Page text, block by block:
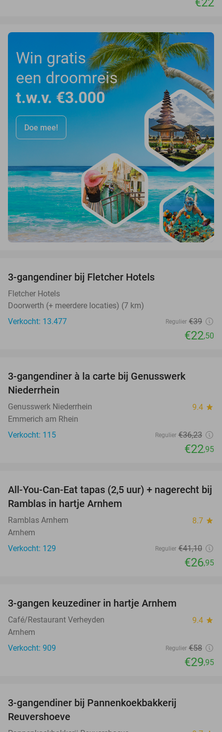
Win gratis
een droomreis
t.w.v. €3.000
Doe mee!
3-gangendiner bij Fletcher Hotels
Fletcher Hotels
Doorwerth (+ meerdere locaties) (7 km)
Verkocht: 13.477
Regulier €39
€22,50
3-gangendiner à la carte bij Genusswerk
Niederrhein
Genusswerk Niederrhein 9.4 star
Emmerich am Rhein
Verkocht: 115
Regulier €36,23
€22,95
34%
All-You-Can-Eat tapas (2,5 uur) + nagerecht bij
Ramblas in hartje Arnhem
Ramblas Arnhem 8.7 star
Arnhem
Verkocht: 129
Regulier €41,10
€26,95
3-gangen keuzediner in hartje Arnhem
Café/Restaurant Verheyden 9.4 star
Arnhem
Verkocht: 909
Regulier €58
€29,95
3-gangendiner bij Pannenkoekbakkerij
Reuvershoeve